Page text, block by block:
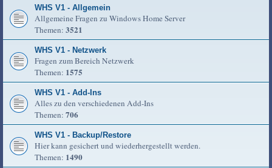
WHS V1 - Allgemein
Allgemeine Fragen zu Windows Home Server
Themen: 3521
WHS V1 - Netzwerk
Fragen zum Bereich Netzwerk
Themen: 1575
WHS V1 - Add-Ins
Alles zu den verschiedenen Add-Ins
Themen: 706
WHS V1 - Backup/Restore
Hier kann gesichert und wiederhergestellt werden.
Themen: 1490